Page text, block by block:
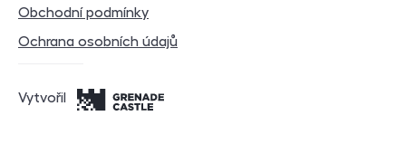
Právní dokumenty
Obchodní podmínky
Ochrana osobních údajů
Vytvořil